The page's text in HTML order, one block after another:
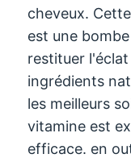
cheveux.
est une
restituer
ingrédients
les meilleurs
vitamine est
efficace. en